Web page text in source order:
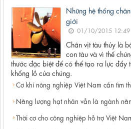
Những hệ thống
giới
01/10/2015 12:49
Chân vịt tàu thủy là
con tàu và vì thế
thước đặc biệt để có thể tạo ra lực đẩy
khổng lồ của chúng.
Cơ khí nông nghiệp Việt Nam cần tìm
Năng lượng hạt nhân vẫn là ngành
Thời cơ cho công nghiệp hỗ trợ Việt